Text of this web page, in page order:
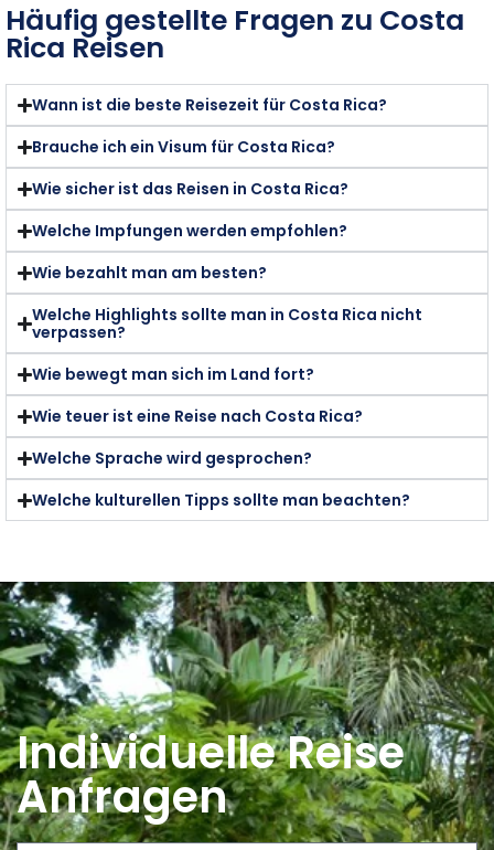
Häufig gestellte Fragen zu Costa
Rica Reisen
Wann ist die beste Reisezeit für Costa Rica?
Brauche ich ein Visum für Costa Rica?
Wie sicher ist das Reisen in Costa Rica?
Welche Impfungen werden empfohlen?
Wie bezahlt man am besten?
Welche Highlights sollte man in Costa Rica nicht
verpassen?
Wie bewegt man sich im Land fort?
Wie teuer ist eine Reise nach Costa Rica?
Welche Sprache wird gesprochen?
Welche kulturellen Tipps sollte man beachten?
Individuelle Reise
Anfragen